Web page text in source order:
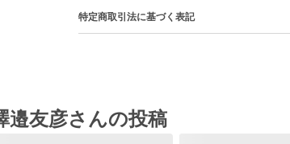
特定商取引法に基づく表記
邉友彦さんの投稿